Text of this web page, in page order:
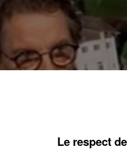
Le respect